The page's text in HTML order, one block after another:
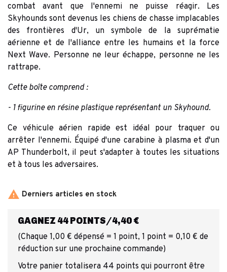
combat avant que l'ennemi ne puisse réagir. Les
Skyhounds sont devenus les chiens de chasse implacables
des frontières d'Ur, un symbole de la suprématie
aérienne et de l'alliance entre les humains et la force
Next Wave. Personne ne leur échappe, personne ne les
rattrape.
Cette boîte comprend :
- 1 figurine en résine plastique représentant un Skyhound.
Ce véhicule aérien rapide est idéal pour traquer ou
arrêter l'ennemi. Équipé d'une carabine à plasma et d'un
AP Thunderbolt, il peut s'adapter à toutes les situations
et à tous les adversaires.
 Derniers articles en stock
GAGNEZ 44 POINTS/4,40 €
(Chaque 1,00 € dépensé = 1 point, 1 point = 0,10 € de
réduction sur une prochaine commande)
Votre panier totalisera 44 points qui pourront être